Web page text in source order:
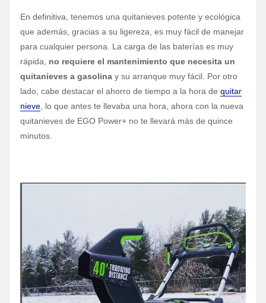
En definitiva, tenemos una quitanieves potente y ecológica
que además, gracias a su ligereza, es muy fácil de manejar
para cualquier persona. La carga de las baterías es muy
rápida, no requiere el mantenimiento que necesita un
quitanieves a gasolina y su arranque muy fácil. Por otro
lado, cabe destacar el ahorro de tiempo a la hora de quitar
nieve, lo que antes te llevaba una hora, ahora con la nueva
quitanieves de EGO Power+ no te llevará más de quince
minutos.